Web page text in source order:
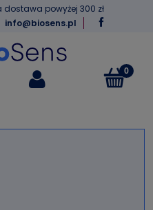
dostawa powyżej 300 zł
info@biosens.pl